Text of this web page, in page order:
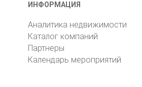
ИНФОРМАЦИЯ
Аналитика недвижимости
Каталог компаний
Партнеры
Календарь мероприятий